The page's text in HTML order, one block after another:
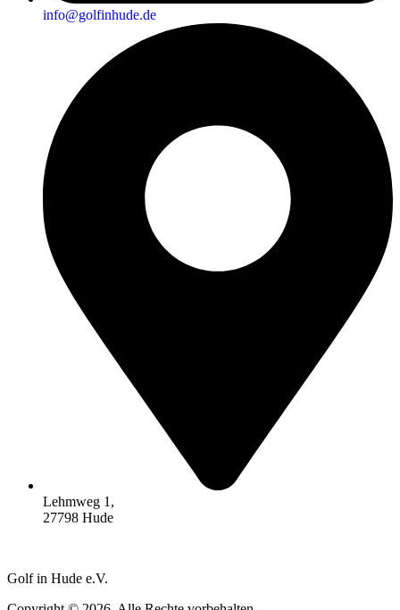
info@golfinhude.de
Lehmweg 1,
27798 Hude
Golf in Hude e.V.